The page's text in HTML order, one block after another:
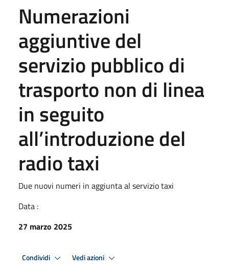
Numerazioni
aggiuntive del
servizio pubblico di
trasporto non di linea
in seguito
all’introduzione del
radio taxi
Due nuovi numeri in aggiunta al servizio taxi
Data :
27 marzo 2025
Condividi Vedi azioni